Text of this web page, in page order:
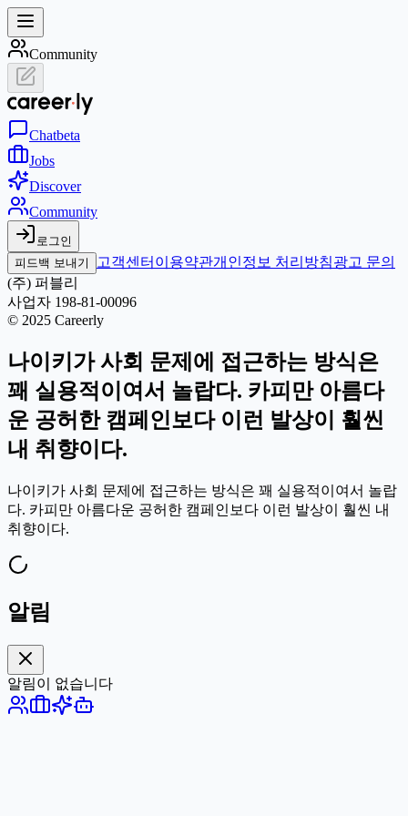
Community
Chatbeta
Jobs
Discover
Community
로그인
피드백 보내기
고객센터 이용약관개인정보 처리방침광고 문의
(주) 퍼블리
사업자 198-81-00096
© 2025 Careerly
나이키가 사회 문제에 접근하는 방식은
꽤 실용적이여서 놀랍다. 카피만 아름다
운 공허한 캠페인보다 이런 발상이 훨씬
내 취향이다.
나이키가 사회 문제에 접근하는 방식은 꽤 실용적이여서 놀랍
다. 카피만 아름다운 공허한 캠페인보다 이런 발상이 훨씬 내
취향이다.
알림
알림이 없습니다